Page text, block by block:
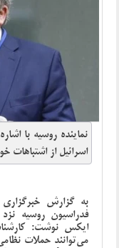
نماینده روسیه با
اسرائیل از
به گزارش خبرگزاری
فدراسیون روسیه
ایکس نوشت:
می‌توانند حملات